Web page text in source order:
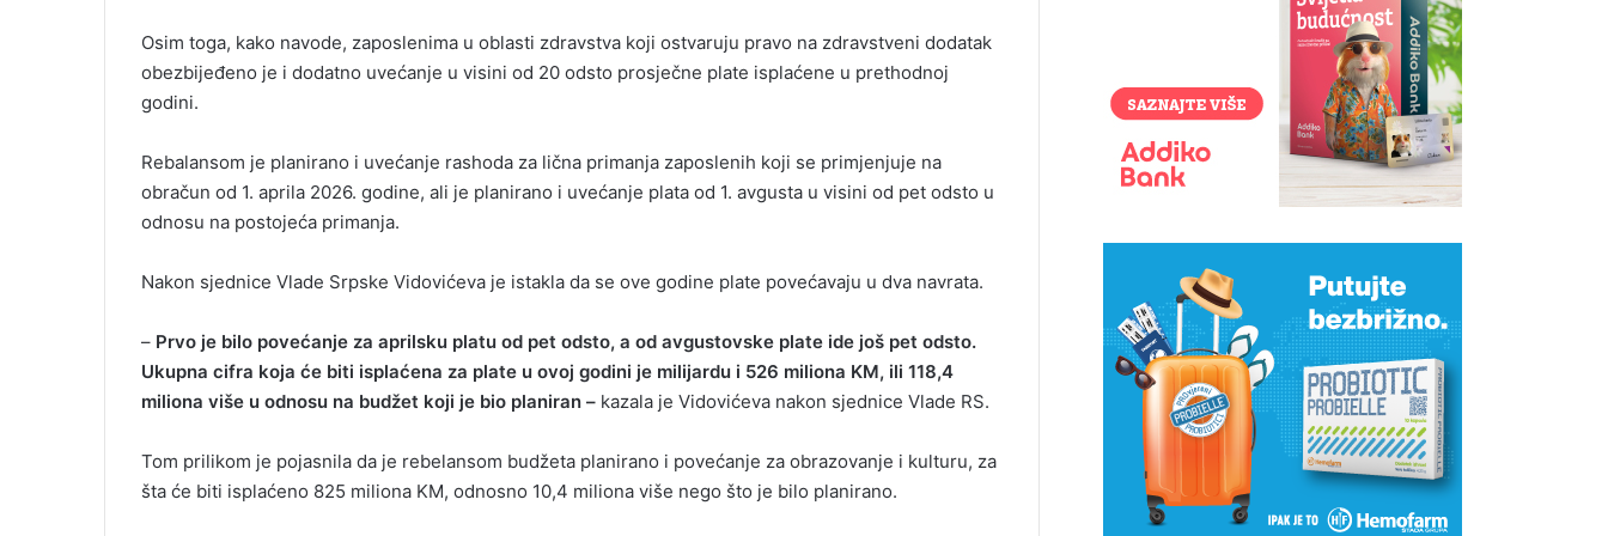
Osim toga, kako navode, zaposlenima u oblasti zdravstva koji ostvaruju pravo na zdravstveni dodatak
obezbijeđeno je i dodatno uvećanje u visini od 20 odsto prosječne plate isplaćene u prethodnoj
godini.
Rebalansom je planirano i uvećanje rashoda za lična primanja zaposlenih koji se primjenjuje na
obračun od 1. aprila 2026. godine, ali je planirano i uvećanje plata od 1. avgusta u visini od pet odsto u
odnosu na postojeća primanja.
Nakon sjednice Vlade Srpske Vidovićeva je istakla da se ove godine plate povećavaju u dva navrata.
– Prvo je bilo povećanje za aprilsku platu od pet odsto, a od avgustovske plate ide još pet odsto.
Ukupna cifra koja će biti isplaćena za plate u ovoj godini je milijardu i 526 miliona KM, ili 118,4
miliona više u odnosu na budžet koji je bio planiran – kazala je Vidovićeva nakon sjednice Vlade RS.
Tom prilikom je pojasnila da je rebelansom budžeta planirano i povećanje za obrazovanje i kulturu, za
šta će biti isplaćeno 825 miliona KM, odnosno 10,4 miliona više nego što je bilo planirano.